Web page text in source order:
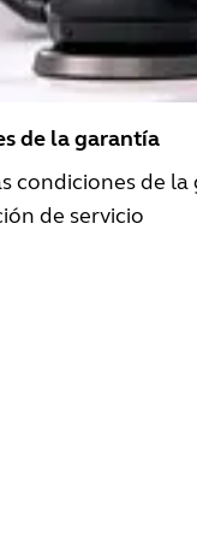
de la garantía
condiciones de la
de servicio